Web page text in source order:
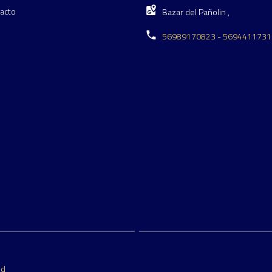
Bazar del Pañolin ,
56989170823 -